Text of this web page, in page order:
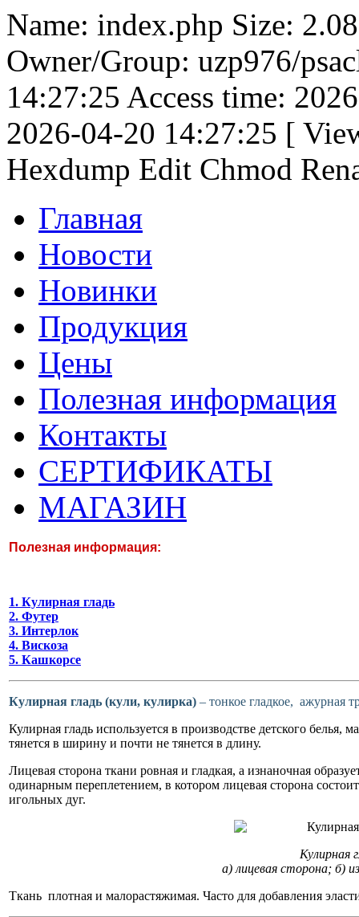
Name: index.php Size:
Owner/Group: uzp976/
14:27:25 Access time:
2026-04-20 14:27:25 [
Hexdump Edit Chmod
Главная
Новости
Новинки
Продукция
Цены
Полезная информация
Контакты
СЕРТИФИКАТЫ
МАГАЗИН
Полезная информация:
1. Кулирная гладь
2. Футер
3. Интерлок
4. Вискоза
5. Кашкорсе
Кулирная гладь (кули, кулирка) – тонкое гладкое, ажурная
Кулирная гладь используется в производстве детского
тянется в ширину и почти не тянется в длину.
Лицевая сторона ткани ровная и гладкая, а изнаночная
одинарным переплетением, в котором лицевая сторона
игольных дуг.
Кулирная
а) лицевая сторона; б)
Ткань плотная и малорастяжимая. Часто для добавления